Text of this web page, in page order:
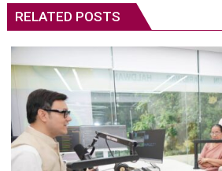
RELATED POSTS